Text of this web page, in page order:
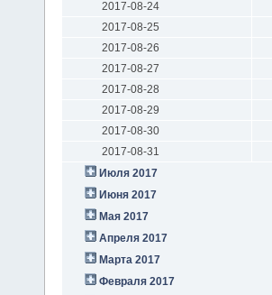
2017-08-24
2017-08-25
2017-08-26
2017-08-27
2017-08-28
2017-08-29
2017-08-30
2017-08-31
Июля 2017
Июня 2017
Мая 2017
Апреля 2017
Марта 2017
Февраля 2017